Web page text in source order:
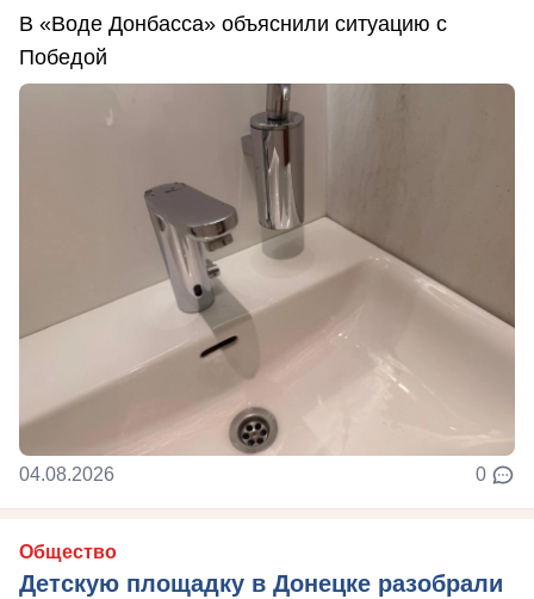
В «Воде Донбасса» объяснили ситуацию с
Победой
04.08.2026 0
Общество
Детскую площадку в Донецке разобрали